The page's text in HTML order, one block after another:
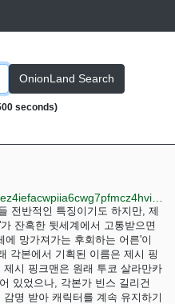
OnionLand Search
seconds)
전반적인 특징이기도 하지만, 제
잔혹한 뒷세계에서 고통받으면
에 망가져가는 후회하는 어른'이
각본에서 기획된 이름은 제시 핑
시 핑크맨은 원래 투코 살라만카
있었으나, 각본가 빈스 길리건
명 받아 캐릭터를 계속 유지하기